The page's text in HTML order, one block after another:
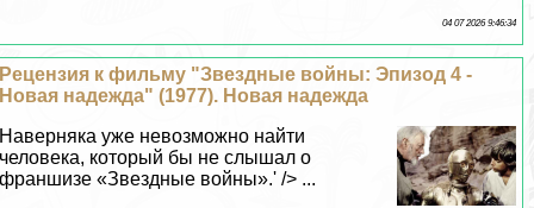
04 07 2026 9:46:34
Рецензия к фильму "Звездные войны: Эпизод 4 -
Новая надежда" (1977). Новая надежда
Наверняка уже невозможно найти
человека, который бы не слышал о
франшизе «Звездные войны».' /> ...